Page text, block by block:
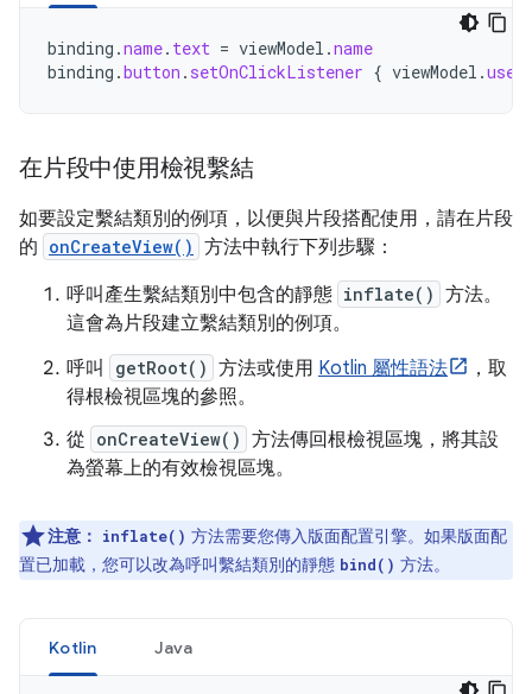
binding .name. text = viewModel .name
binding .button . setOnClickListener { viewModel .
在片段中使用檢視繫結
如要設定繫結類別的例項，以便與片段搭配使用，請在片段
的 onCreateView() 方法中執行下列步驟：
呼叫產生繫結類別中包含的靜態 inflate() 方法。
這會為片段建立繫結類別的例項。
呼叫
getRoot() 方法或使用 Kotlin 屬性語法
，取
得根檢視區塊的參照。
從 onCreateView() 方法傳回根檢視區塊，將其設
為螢幕上的有效檢視區塊。
注意： inflate() 方法需要您傳入版面配置引擎。如果版面配
置已加載，您可以改為呼叫繫結類別的靜態 bind() 方法。
Kotlin Java